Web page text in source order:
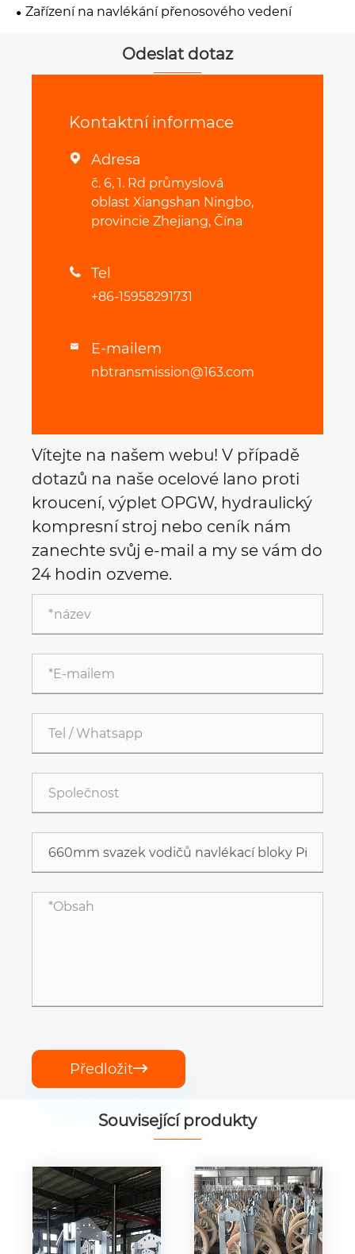
Zařízení na navlékání přenosového vedení
Odeslat dotaz
Kontaktní informace
 Adresa
č. 6, 1. Rd průmyslová
oblast Xiangshan Ningbo,
provincie Zhejiang, Čína
 Tel
+86-15958291731
 E-mailem
nbtransmission@163.com
Vítejte na našem webu! V případě
dotazů na naše ocelové lano proti
kroucení, výplet OPGW, hydraulický
kompresní stroj nebo ceník nám
zanechte svůj e-mail a my se vám do
24 hodin ozveme.
Předložit
Související produkty